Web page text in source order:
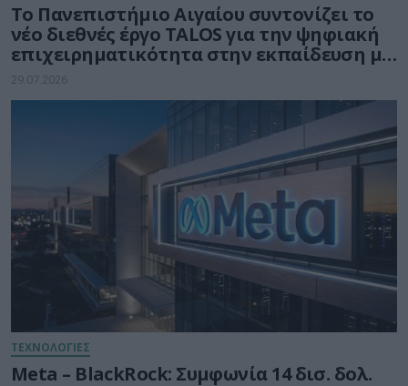
Το Πανεπιστήμιο Αιγαίου συντονίζει το
νέο διεθνές έργο TALOS για την ψηφιακή
επιχειρηματικότητα στην εκπαίδευση με
τη δύναμη της Τεχνητής Νοημοσύνης
29.07.2026
ΤΕΧΝΟΛΟΓΙΕΣ
Meta – BlackRock: Συμφωνία 14 δισ. δολ.